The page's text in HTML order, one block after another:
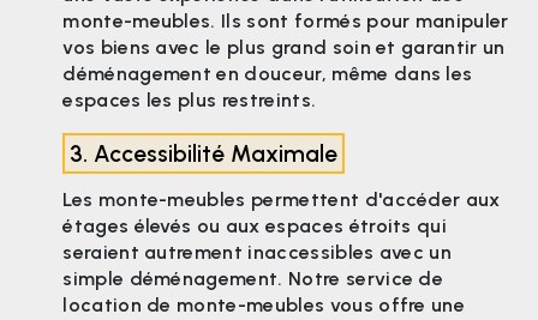
monte-meubles. Ils sont formés pour manipuler
vos biens avec le plus grand soin et garantir un
déménagement en douceur, même dans les
espaces les plus restreints.
3. Accessibilité Maximale
Les monte-meubles permettent d'accéder aux
étages élevés ou aux espaces étroits qui
seraient autrement inaccessibles avec un
simple déménagement. Notre service de
location de monte-meubles vous offre une